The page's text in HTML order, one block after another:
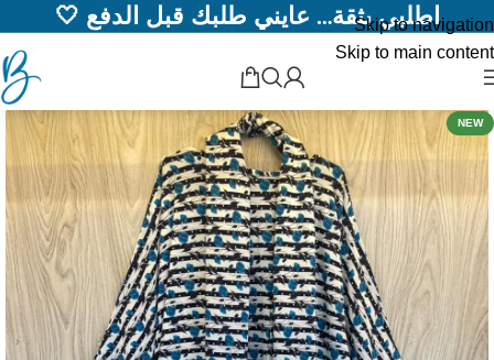
Skip to navigation
Skip to main content
اطلبي بثقة… عايني طلبك قبل الدفع 🤍
NEW